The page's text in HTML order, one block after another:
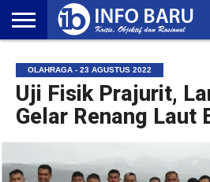
NASIONAL
AMBONIA
MALUKU
EKONOMI
POLITIK
OLAHRAGA
LIFESTYLE
REDAKSI
OLAHRAGA - 23 AGUSTUS 2022
Uji Fisik Prajurit,
Gelar Renang Laut